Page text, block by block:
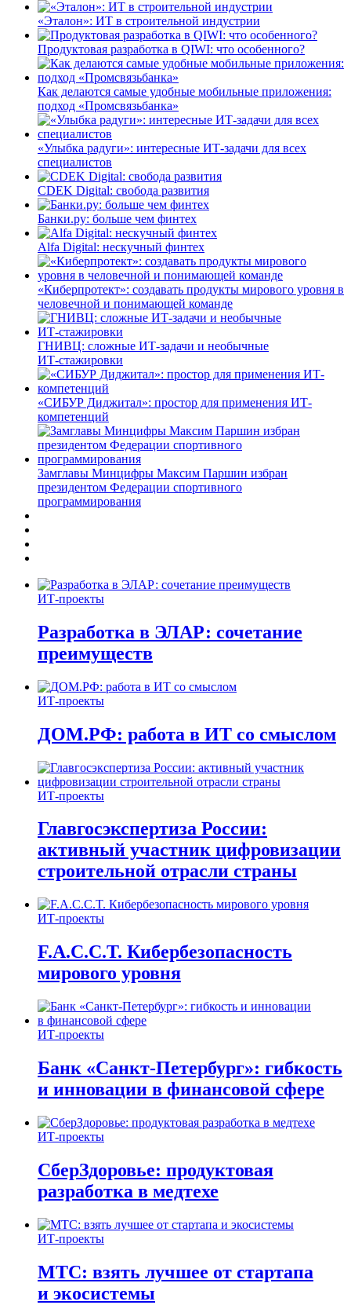
«Эталон»: ИТ в строительной индустрии
Продуктовая разработка в QIWI: что особенного?
Как делаются самые удобные мобильные приложения:
подход «Промсвязьбанка»
«Улыбка радуги»: интересные ИТ-задачи для всех
специалистов
CDEK Digital: свобода развития
Банки.ру: больше чем финтех
Alfa Digital: нескучный финтех
«Киберпротект»: создавать продукты мирового уровня в
человечной и понимающей команде
ГНИВЦ: сложные ИТ‑задачи и необычные
ИТ‑стажировки
«СИБУР Диджитал»: простор для применения ИТ-
компетенций
Замглавы Минцифры Максим Паршин избран
президентом Федерации спортивного
программирования
ИТ-проекты
Разработка в ЭЛАР: сочетание
преимуществ
ИТ-проекты
ДОМ.РФ: работа в ИТ со смыслом
ИТ-проекты
Главгосэкспертиза России:
активный участник цифровизации
строительной отрасли страны
ИТ-проекты
F.A.C.C.T. Кибербезопасность
мирового уровня
ИТ-проекты
Банк «Санкт-Петербург»: гибкость
и инновации в финансовой сфере
ИТ-проекты
СберЗдоровье: продуктовая
разработка в медтехе
ИТ-проекты
МТС: взять лучшее от стартапа
и экосистемы